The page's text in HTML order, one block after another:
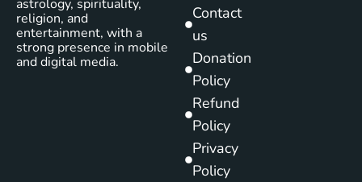
astrology, spirituality,
religion, and
entertainment, with a
strong presence in mobile
and digital media.
Contact
us
Donation
Policy
Refund
Policy
Privacy
Policy